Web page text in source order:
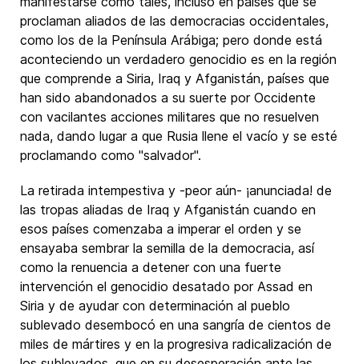
proclaman aliados de las democracias occidentales,
como los de la Península Arábiga; pero donde está
aconteciendo un verdadero genocidio es en la región
que comprende a Siria, Iraq y Afganistán, países que
han sido abandonados a su suerte por Occidente
con vacilantes acciones militares que no resuelven
nada, dando lugar a que Rusia llene el vacío y se esté
proclamando como "salvador".
La retirada intempestiva y -peor aún- ¡anunciada! de
las tropas aliadas de Iraq y Afganistán cuando en
esos países comenzaba a imperar el orden y se
ensayaba sembrar la semilla de la democracia, así
como la renuencia a detener con una fuerte
intervención el genocidio desatado por Assad en
Siria y de ayudar con determinación al pueblo
sublevado desembocó en una sangría de cientos de
miles de mártires y en la progresiva radicalización de